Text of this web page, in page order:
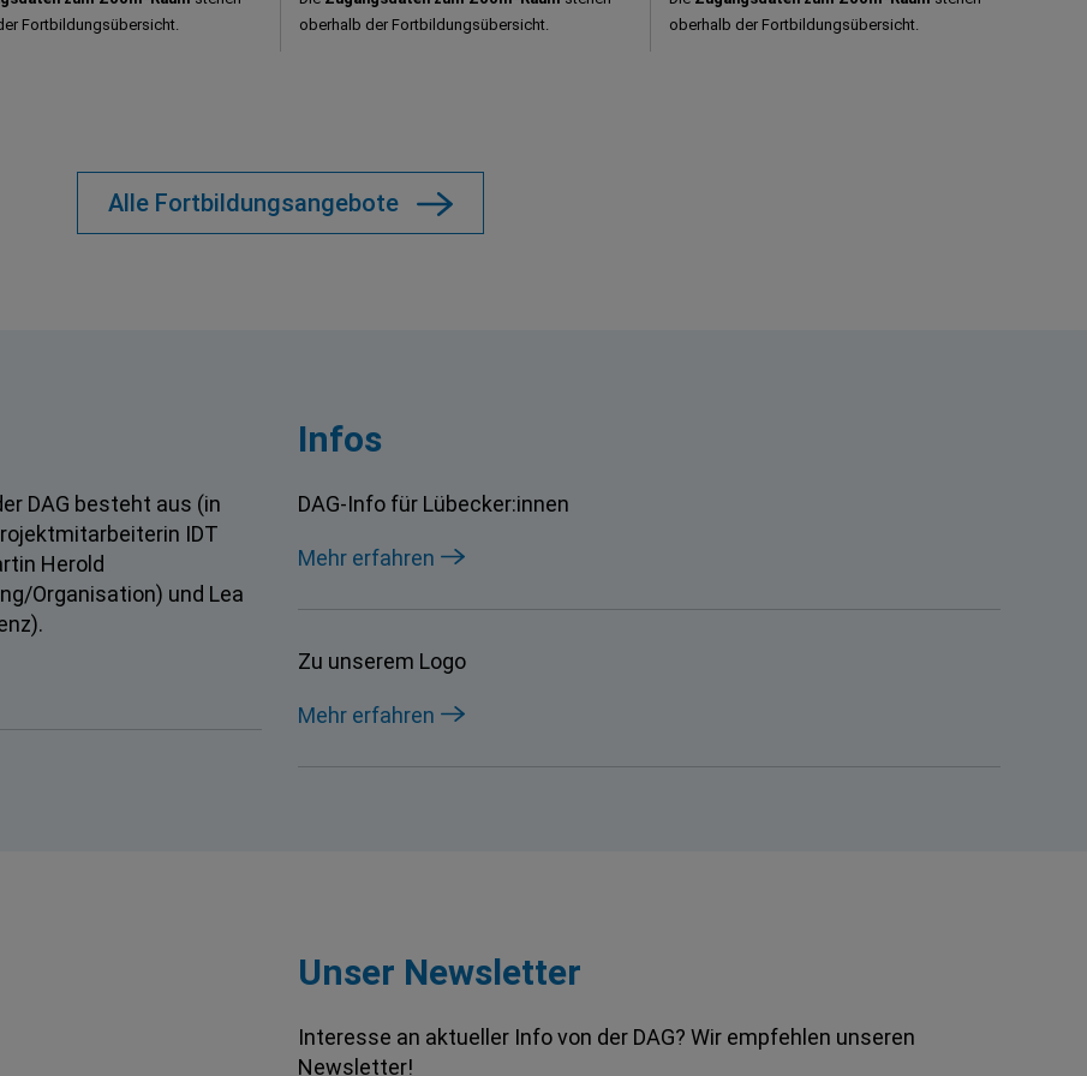
Fortbildungsübersicht.
oberhalb der Fortbildungsübersicht.
oberhalb der Fortbildungsübersicht.
Alle Fortbildungsangebote
DAG besteht aus (in
IDT
Herold
Organisation) und Lea
Infos
DAG-Info für Lübecker:innen
Mehr erfahren
Zu unserem Logo
Mehr erfahren
Unser Newsletter
Interesse an aktueller Info von der DAG? Wir empfehlen unseren
Newsletter!